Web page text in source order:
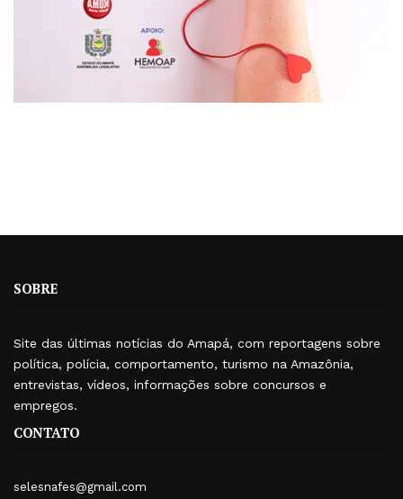
SOBRE
Site das últimas notícias do Amapá, com reportagens sobre
política, polícia, comportamento, turismo na Amazônia,
entrevistas, vídeos, informações sobre concursos e
empregos.
CONTATO
selesnafes@gmail.com